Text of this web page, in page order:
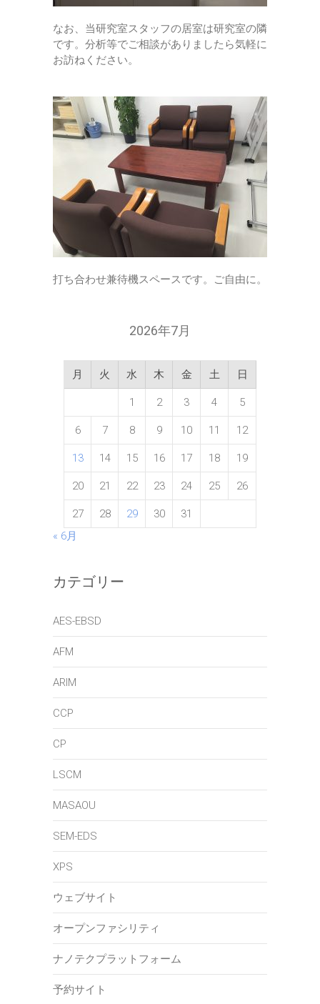
なお、当研究室スタッフの居室は研究室の隣
です。分析等でご相談がありましたら気軽に
お訪ねください。
打ち合わせ兼待機スペースです。ご自由に。
2026年7月
月 火 水 木 金 土 日
1 2 3 4 5
6 7 8 9 10 11 12
13 14 15 16 17 18 19
20 21 22 23 24 25 26
27 28 29 30
31
« 6月
カテゴリー
AES-EBSD
AFM
ARIM
CCP
CP
LSCM
MASAOU
SEM-EDS
XPS
ウェブサイト
オープンファシリティ
ナノテクプラットフォーム
予約サイト